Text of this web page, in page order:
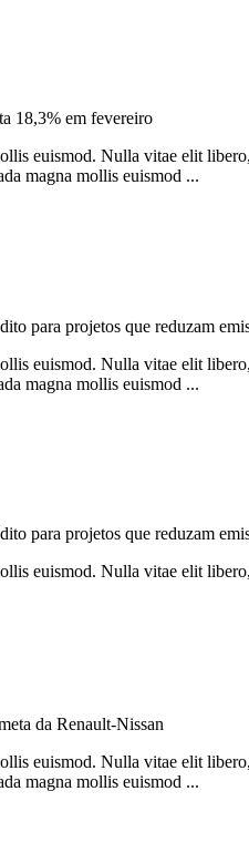
18,3% em fevereiro
euismod. Nulla vitae elit
magna mollis euismod ...
para projetos que reduzam
euismod. Nulla vitae elit
magna mollis euismod ...
para projetos que reduzam
euismod. Nulla vitae elit
da Renault-Nissan
euismod. Nulla vitae elit
magna mollis euismod ...